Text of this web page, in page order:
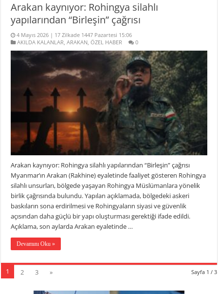
Arakan kaynıyor: Rohingya silahlı
yapılarından “Birleşin” çağrısı
4 Mayıs 2026 | 17 Zilkade 1447 Pazartesi 15:06
AKILDA KALANLAR,ARAKAN,ÖZEL HABER 0
Arakan kaynıyor: Rohingya silahlı yapılarından “Birleşin” çağrısı
Myanmar’ın Arakan (Rakhine) eyaletinde faaliyet gösteren Rohingya
silahlı unsurları, bölgede yaşayan Rohingya Müslümanlara yönelik
birlik çağrısında bulundu. Yapılan açıklamada, bölgedeki askeri
baskıların sona erdirilmesi ve Rohingyaların siyasi ve güvenlik
açısından daha güçlü bir yapı oluşturması gerektiği ifade edildi.
Açıklama, son aylarda Arakan eyaletinde …
Devamını Oku »
Sayfa 1 / 3
1 2 3 »